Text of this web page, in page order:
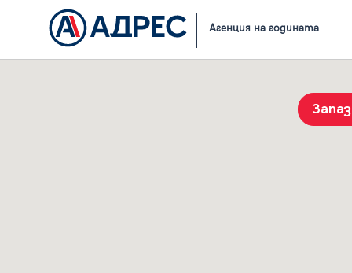
Агенция на годината
Начало Резултати от търсене